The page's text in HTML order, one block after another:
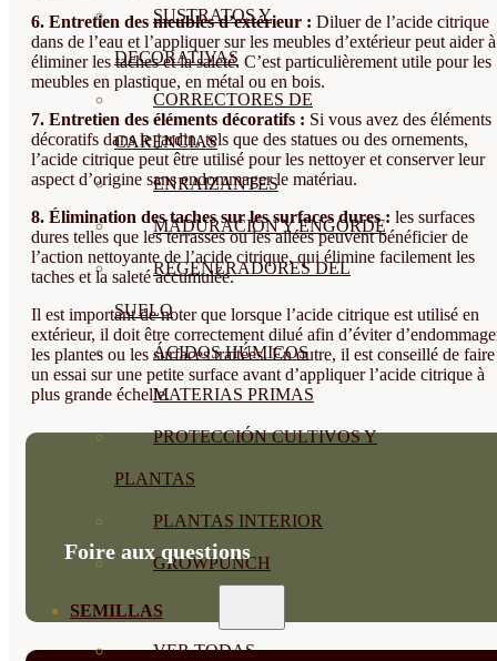
SUSTRATOS Y
DECORATIVAS
CORRECTORES DE
CARENCIAS
ENRAIZANTES
MADURACIÓN Y ENGORDE
REGENERADORES DEL
SUELO
ÁCIDOS HÚMICOS
MATERIAS PRIMAS
PROTECCIÓN CULTIVOS Y
PLANTAS
PLANTAS INTERIOR
GROWPUNCH
SEMILLAS
VER TODAS
6. Entretien des meubles d’extérieur : Diluer de l’acide citrique
dans de l’eau et l’appliquer sur les meubles d’extérieur peut aider à
éliminer les taches et la saleté. C’est particulièrement utile pour les
meubles en plastique, en métal ou en bois.
7. Entretien des éléments décoratifs : Si vous avez des éléments
décoratifs dans le jardin, tels que des statues ou des ornements,
l’acide citrique peut être utilisé pour les nettoyer et conserver leur
aspect d’origine sans endommager le matériau.
8. Élimination des taches sur les surfaces dures : les surfaces
dures telles que les terrasses ou les allées peuvent bénéficier de
l’action nettoyante de l’acide citrique, qui élimine facilement les
taches et la saleté accumulée.
Il est important de noter que lorsque l’acide citrique est utilisé en
extérieur, il doit être correctement dilué afin d’éviter
les plantes ou les surfaces traitées. En outre, il est conseillé de faire
un essai sur une petite surface avant d’appliquer l’acide citrique à
plus grande échelle.
Foire aux questions